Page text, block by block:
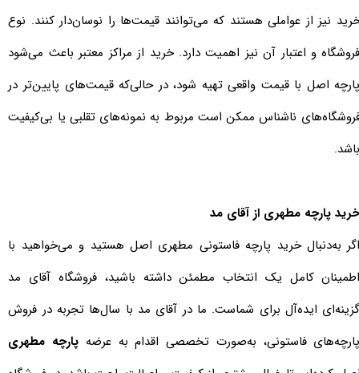
نیز از عواملی هستند که می‌توانند قیمت‌ها را نوسان‌دار کنند. نوع
و اعتبار آن نیز اهمیت دارد. خرید از مراکز معتبر باعث می‌شود
اصل با قیمت واقعی تهیه شود، در حالی‌که قیمت‌های پایین‌تر در
ناشناس ممکن است مربوط به نمونه‌های تقلبی یا بی‌کیفیت
پارچه مطهری از آقای مد
به‌دنبال خرید پارچه فاستونی مطهری اصل هستید و می‌خواهید با
کامل یک انتخاب مطمئن داشته باشید، فروشگاه آقای مد
ایده‌آل برای شماست. ما در آقای مد با سال‌ها تجربه در فروش
فاستونی، به‌صورت تخصصی اقدام به عرضه پارچه مطهری